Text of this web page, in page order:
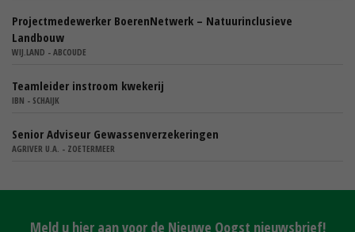
Projectmedewerker BoerenNetwerk – Natuurinclusieve
Landbouw
WIJ.LAND - ABCOUDE
Teamleider instroom kwekerij
IBN - SCHAIJK
Senior Adviseur Gewassenverzekeringen
AGRIVER U.A. - ZOETERMEER
Meld u hier aan voor de Nieuwe Oogst nieuwsbrief!